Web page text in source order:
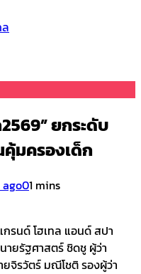
ยกระดับ
มครองเด็ก
ago01 mins
รนด์ โฮเทล แอนด์ สปา
ายรัฐศาสตร์ ชิดชู ผู้ว่า
จิรวัตร์ มณีโชติ รองผู้ว่า